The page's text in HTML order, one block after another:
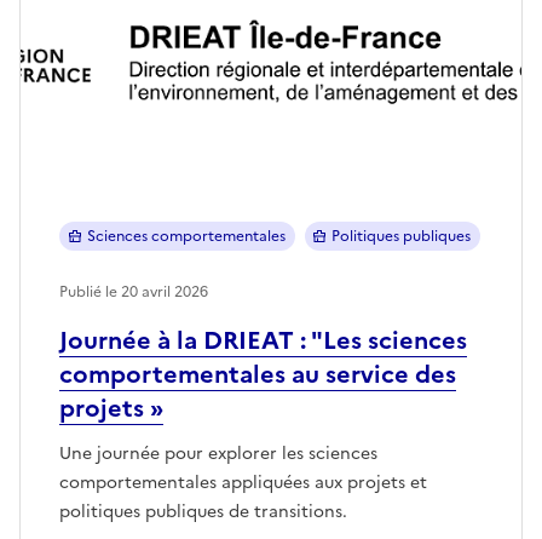
Journée à la DRIEAT : "Les sciences
comportementales au service des
projets »
Une journée pour explorer les sciences
comportementales appliquées aux projets et
politiques publiques de transitions.
Sciences comportementales Politiques publiques
Publié le 20 avril 2026